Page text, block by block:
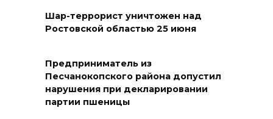
Жеребьевка политических
05 августа 2026 18:25
АЗС работают в штатном
Шар-террорист уничтожен над
Ростовской областью 25 июня
Предприниматель из
Песчанокопского района допустил
нарушения при декларировании
партии пшеницы